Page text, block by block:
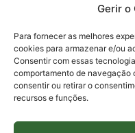
Gerir o
Para fornecer as melhores
cookies para armazenar e/ou
Consentir com essas
comportamento de navegação
consentir ou retirar o
recursos e funções.
Para assuntos
Para assuntos
Para assuntos
bolsas@fapesc.sc.gov.br
Para assuntos
Para assuntos